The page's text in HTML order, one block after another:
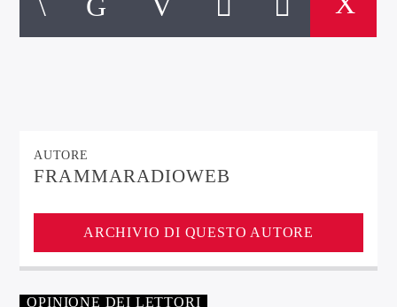
AUTORE
FRAMMARADIOWEB
ARCHIVIO DI QUESTO AUTORE
OPINIONE DEI LETTORI